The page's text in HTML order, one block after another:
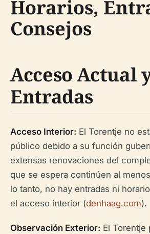
Horarios,
Consejos
Acceso Actual
Entradas
Acceso Interior: El Torentje no
público debido a su función
extensas renovaciones del
que se espera continúen al
lo tanto, no hay entradas ni
el acceso interior (denhaag.com).
Observación Exterior: El Torentje